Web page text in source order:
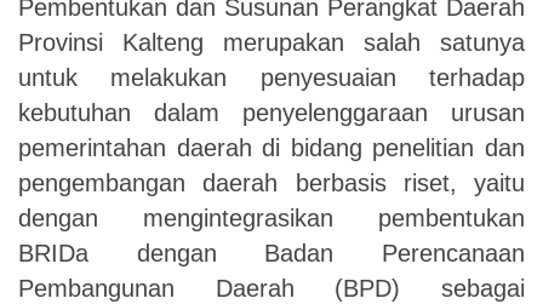
Pembentukan dan Susunan Perangkat Daerah
Provinsi Kalteng merupakan salah satunya
untuk melakukan penyesuaian terhadap
kebutuhan dalam penyelenggaraan urusan
pemerintahan daerah di bidang penelitian dan
pengembangan daerah berbasis riset, yaitu
dengan mengintegrasikan pembentukan
BRIDa dengan Badan Perencanaan
Pembangunan Daerah (BPD) sebagai